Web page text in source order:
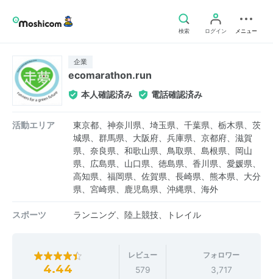
検索 ログイン メニュー
企業
ecomarathon.run
本人確認済み 電話確認済み
活動エリア
東京都、神奈川県、埼玉県、千葉県、栃木県、茨
城県、群馬県、大阪府、兵庫県、京都府、滋賀
県、奈良県、和歌山県、鳥取県、島根県、岡山
県、広島県、山口県、徳島県、香川県、愛媛県、
高知県、福岡県、佐賀県、長崎県、熊本県、大分
県、宮崎県、鹿児島県、沖縄県、海外
スポーツ ランニング、陸上競技、トレイル
4.44
レビュー
579
フォロワー
3,717